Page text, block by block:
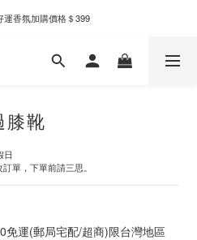
優惠｜單件95折，任兩件9折
運香氛加購價格＄399
優惠｜單件95折，任兩件9折
膝靴
日
單，下單前請三思。
免運(郵局宅配/超商)限台灣地區